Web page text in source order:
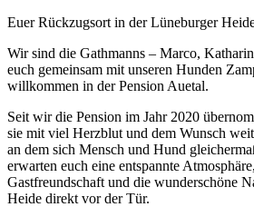
Euer Rückzugsort in der Lüneburger
Wir sind die Gathmanns – Marco,
euch gemeinsam mit unseren Hunden
willkommen in der Pension Auetal.
Seit wir die Pension im Jahr 2020
sie mit viel Herzblut und dem Wunsch
an dem sich Mensch und Hund
erwarten euch eine entspannte
Gastfreundschaft und die wunderschöne
Heide direkt vor der Tür.